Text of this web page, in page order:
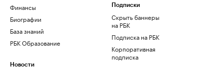
Финансы
Биографии
База знаний
РБК Образование
Новости
Подписки
Скрыть баннеры
на РБК
Подписка на РБК
Корпоративная
подписка